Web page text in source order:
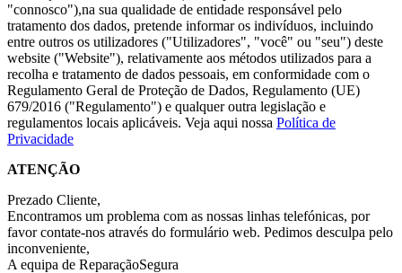
"connosco"),na sua qualidade de entidade responsável pelo
tratamento dos dados, pretende informar os indivíduos, incluindo
entre outros os utilizadores ("Utilizadores", "você" ou "seu") deste
website ("Website"), relativamente aos métodos utilizados para a
recolha e tratamento de dados pessoais, em conformidade com o
Regulamento Geral de Proteção de Dados, Regulamento (UE)
679/2016 ("Regulamento") e qualquer outra legislação e
regulamentos locais aplicáveis. Veja aqui nossa Política de
Privacidade
ATENÇÃO
Prezado Cliente,
Encontramos um problema com as nossas linhas telefónicas, por
favor contate-nos através do formulário web. Pedimos desculpa pelo
inconveniente,
A equipa de ReparaçãoSegura